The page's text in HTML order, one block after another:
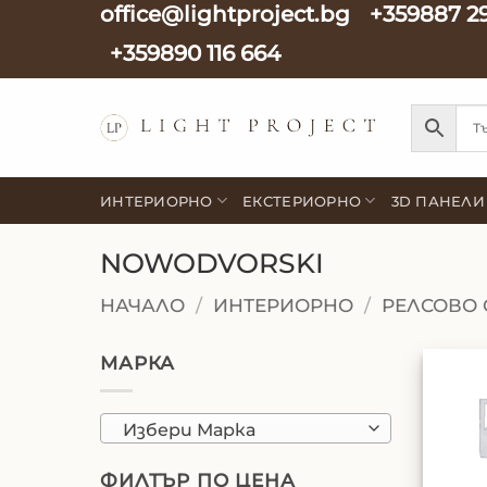
office@lightproject.bg
+359887
+359890 116 664
ИНТЕРИОРНО ЕКСТЕРИОРНО 3D ПАНЕЛИ
NOWODVORSKI
НАЧАЛО / ИНТЕРИОРНО / РЕЛСОВО
МАРКА
Избери Марка
ФИЛТЪР ПО ЦЕНА